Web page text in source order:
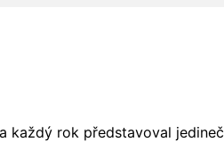
každý rok představoval